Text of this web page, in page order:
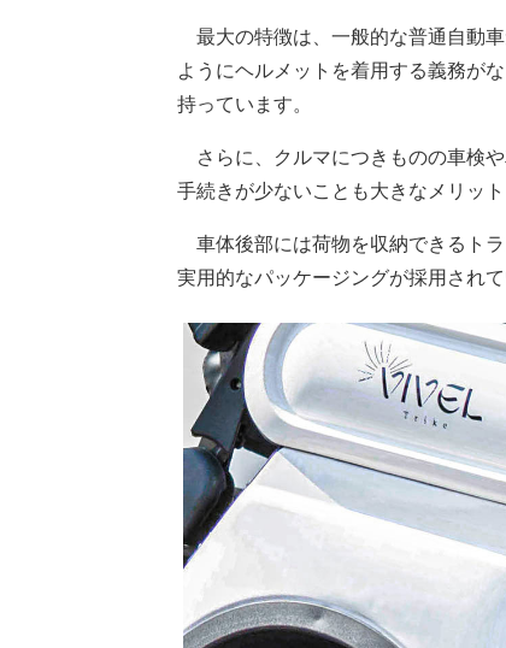
最大の特徴は、一般的な普通自動
ようにヘルメットを着用する義務が
持っています。
さらに、クルマにつきものの車検
手続きが少ないことも大きなメリッ
車体後部には荷物を収納できるト
実用的なパッケージングが採用されて